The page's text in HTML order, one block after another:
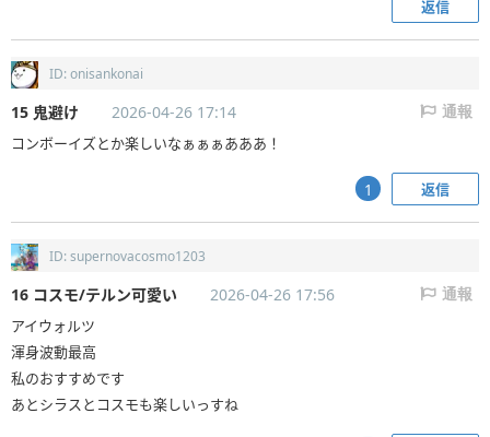
返信
ID: onisankonai
15 鬼避け 2026-04-26 17:14 通報
コンボーイズとか楽しいなぁぁぁあああ！
返信
1
ID: supernovacosmo1203
16 コスモ/テルン可愛い 2026-04-26 17:56 通報
アイウォルツ
渾身波動最高
私のおすすめです
あとシラスとコスモも楽しいっすね